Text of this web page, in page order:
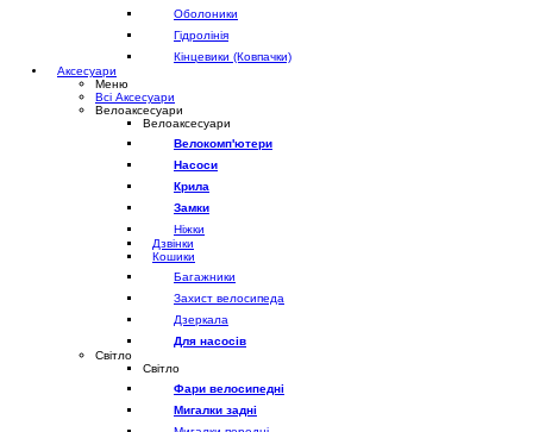
Оболоники
Гідролінія
Кінцевики (Ковпачки)
Аксесуари
Меню
Всі Аксесуари
Велоаксесуари
Велоаксесуари
Велокомп'ютери
Насоси
Крила
Замки
Ніжки
Дзвінки
Кошики
Багажники
Захист велосипеда
Дзеркала
Для насосів
Світло
Світло
Фари велосипедні
Мигалки задні